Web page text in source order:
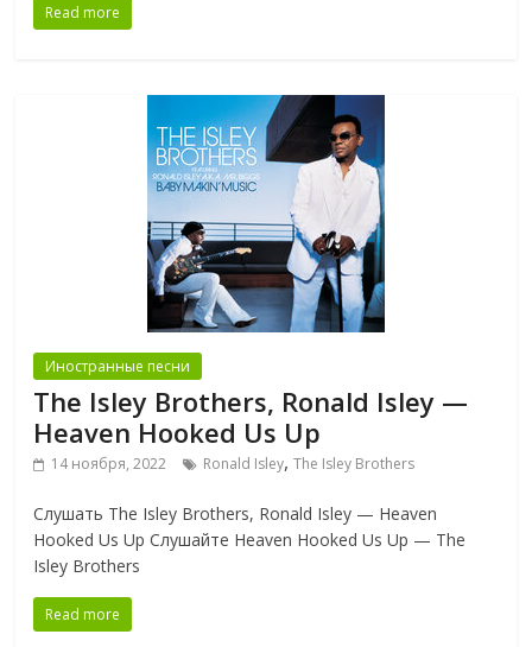
Read more
Иностранные песни
The Isley Brothers, Ronald Isley —
Heaven Hooked Us Up
14 ноября, 2022 Ronald Isley,The Isley Brothers
Слушать The Isley Brothers, Ronald Isley — Heaven
Hooked Us Up Слушайте Heaven Hooked Us Up — The
Isley Brothers
Read more